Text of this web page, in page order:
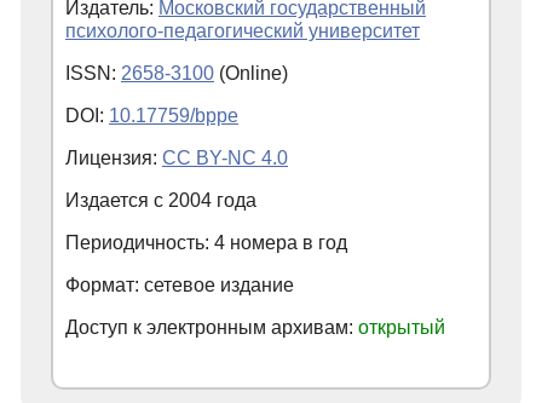
Издатель: Московский государственный
психолого-педагогический университет
ISSN: 2658-3100 (Online)
DOI: 10.17759/bppe
Лицензия: CC BY-NC 4.0
Издается с 2004 года
Периодичность: 4 номера в год
Формат: сетевое издание
Доступ к электронным архивам: открытый